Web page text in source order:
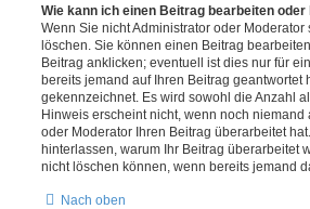
Wie kann ich einen Beitrag bearbeiten oder
Wenn Sie nicht Administrator oder
löschen. Sie können einen Beitrag
Beitrag anklicken; eventuell ist dies nur für
bereits jemand auf Ihren Beitrag
gekennzeichnet. Es wird sowohl die Anzahl
Hinweis erscheint nicht, wenn noch
oder Moderator Ihren Beitrag überarbeitet
hinterlassen, warum Ihr Beitrag überarbeitet
nicht löschen können, wenn bereits jemand
Nach oben